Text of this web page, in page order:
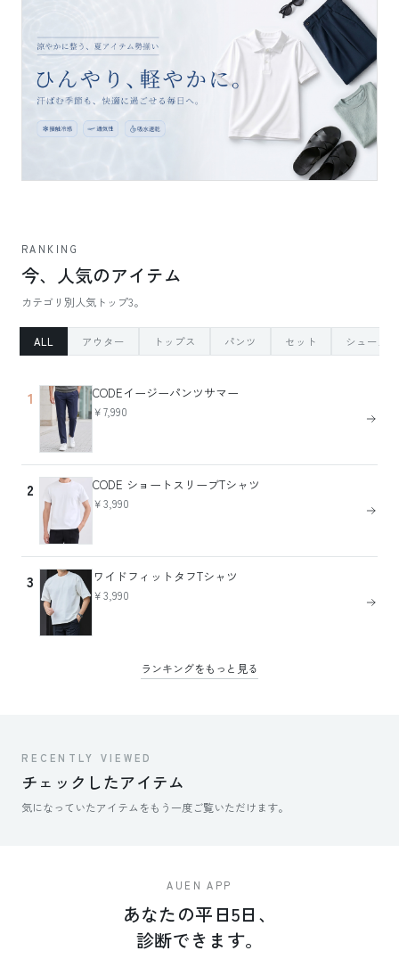
RANKING
今、人気のアイテム
カテゴリ別人気トップ3。
ALL アウター トップス パンツ セット シューズ
1 CODEイージーパンツサマー
￥7,990
2 CODE ショートスリーブTシャツ
￥3,990
3 ワイドフィットタフTシャツ
￥3,990
ランキングをもっと見る
RECENTLY VIEWED
チェックしたアイテム
気になっていたアイテムをもう一度ご覧いただけます。
AUEN APP
あなたの平日5日、
診断できます。